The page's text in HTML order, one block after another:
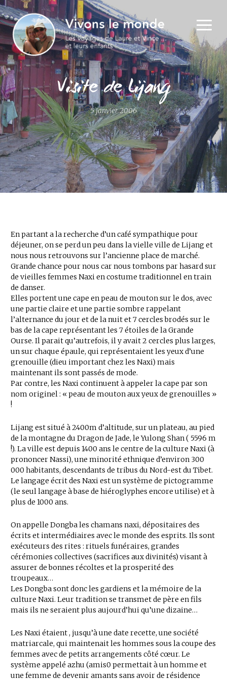
Visite de Lijang
5 janvier 2006
En partant a la recherche d’un café sympathique pour
déjeuner, on se perd un peu dans la vielle ville de Lijang et
nous nous retrouvons sur l’ancienne place de marché.
Grande chance pour nous car nous tombons par hasard sur
de vieilles femmes Naxi en costume traditionnel en train
de danser.
Elles portent une cape en peau de mouton sur le dos, avec
une partie claire et une partie sombre rappelant
l’alternance du jour et de la nuit et 7 cercles brodés sur le
bas de la cape représentant les 7 étoiles de la Grande
Ourse. Il parait qu’autrefois, il y avait 2 cercles plus larges,
un sur chaque épaule, qui représentaient les yeux d’une
grenouille (dieu important chez les Naxi) mais
maintenant ils sont passés de mode.
Par contre, les Naxi continuent à appeler la cape par son
nom originel : « peau de mouton aux yeux de grenouilles »
!
Lijang est situé à 2400m d’altitude, sur un plateau, au pied
de la montagne du Dragon de Jade, le Yulong Shan ( 5596 m
!). La ville est depuis 1400 ans le centre de la culture Naxi (à
prononcer Nassi), une minorité ethnique d’environ 300
000 habitants, descendants de tribus du Nord-est du Tibet.
Le langage écrit des Naxi est un système de pictogramme
(le seul langage à base de hiéroglyphes encore utilise) et à
plus de 1000 ans.
On appelle Dongba les chamans naxi, dépositaires des
écrits et intermédiaires avec le monde des esprits. Ils sont
exécuteurs des rites : rituels funéraires, grandes
cérémonies collectives (sacrifices aux divinités) visant à
assurer de bonnes récoltes et la prosperité des
troupeaux…
Les Dongba sont donc les gardiens et la mémoire de la
culture Naxi. Leur tradition se transmet de père en fils
mais ils ne seraient plus aujourd’hui qu’une dizaine…
Les Naxi étaient , jusqu’à une date recette, une société
matriarcale, qui maintenait les hommes sous la coupe des
femmes avec de petits arrangements côté cœur. Le
système appelé azhu (amis0 permettait à un homme et
une femme de devenir amants sans avoir de résidence